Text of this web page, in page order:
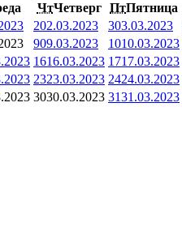
ЧтЧетверг ПтПятница
202.03.2023 303.03.2023
909.03.2023 1010.03.2023
1616.03.2023 1717.03.2023
2323.03.2023 2424.03.2023
3030.03.2023 3131.03.2023